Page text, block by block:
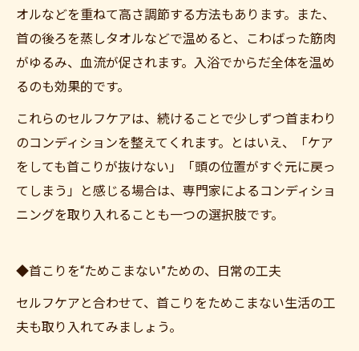
オルなどを重ねて高さ調節する方法もあります。また、
首の後ろを蒸しタオルなどで温めると、こわばった筋肉
がゆるみ、血流が促されます。入浴でからだ全体を温め
るのも効果的です。
これらのセルフケアは、続けることで少しずつ首まわり
のコンディションを整えてくれます。とはいえ、「ケア
をしても首こりが抜けない」「頭の位置がすぐ元に戻っ
てしまう」と感じる場合は、専門家によるコンディショ
ニングを取り入れることも一つの選択肢です。
◆首こりを“ためこまない”ための、日常の工夫
セルフケアと合わせて、首こりをためこまない生活の工
夫も取り入れてみましょう。